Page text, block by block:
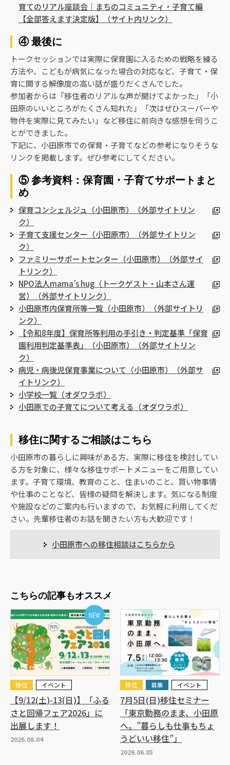
育てのリアル座談会｜まちのコミュニティ・子育て編
【全部答えます決定版】（サイト内リンク）
④ 最後に
トークセッションでは実際に保育園に入るための戦略を練る
方法や、こどもが病気になった場合の対応など、子育て・保
育に関する解像度の高い話が盛りだくさんでした。
参加者からは「移住者のリアルな声が聞けてよかった」「小
田原のいいところがたくさん知れた」「次はぜひスーパーや
物件を実際に見てみたい」など移住に前向きな感想を伺うこ
とができました。
下記に、小田原市での保育・子育てなどの参考になりそうな
リンクを掲載します。ぜひ参考にしてください。
⑤ 参考資料：保育園・子育てサポートまと
め
保育コンシェルジュ（小田原市）（外部サイトリン
ク）
子育て支援センター（小田原市）（外部サイトリン
ク）
ファミリーサポートセンター（小田原市）（外部サイ
トリンク）
NPO法人mama’s hug（トークゲスト・山本さん運
営）（外部サイトリンク）
小田原市内保育所等一覧（小田原市）（外部サイトリ
ンク）
【令和8年度】保育所等利用の手引き・判定基準「保育
園利用判定基準表」（小田原市）（外部サイトリン
ク）
病児・病後児保育事業について（小田原市）（外部サ
イトリンク）
小学校一覧（オダワラボ）
小田原での子育てについて考える（オダワラボ）
移住に関するご相談はこちら
小田原市の暮らしに興味がある方、実際に移住を検討してい
る方を対象に、様々な移住サポートメニューをご用意してい
ます。子育て環境、教育のこと、住まいのこと、買い物事情
や仕事のことなど、皆様の疑問を解決します。気になる制度
や施設などのご案内も行いますので、お気軽に利用してくだ
さい。先輩移住者のお話を聞きたい方も大歓迎です！
小田原市への移住相談はこちらから
こちらの記事もオススメ
2026.08.04
移住 イベント
【9/12(土)-13(日)】「ふる
さと回帰フェア2026」に
出展します！
2026.06.05
移住 募集 イベント
7月5日(日)移住セミナー
「東京勤務のまま、小田原
へ。”暮らしも仕事もちょ
うどいい移住”」